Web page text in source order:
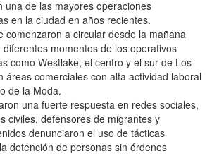
una de las mayores operaciones
en la ciudad en años recientes.
comenzaron a circular desde la mañana
momentos de los operativos
como Westlake, el centro y el sur de Los
áreas comerciales con alta actividad laboral
de la Moda.
una fuerte respuesta en redes sociales,
civiles, defensores de migrantes y
denunciaron el uso de tácticas
detención de personas sin órdenes